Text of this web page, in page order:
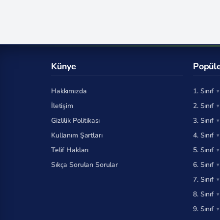
Künye
Hakkımızda
İletişim
Gizlilik Politikası
Kullanım Şartları
Telif Hakları
Sıkça Sorulan Sorular
1. Sınıf
2. Sınıf
3. Sınıf
4. Sınıf
5. Sınıf
6. Sınıf
7. Sınıf
8. Sınıf
9. Sınıf